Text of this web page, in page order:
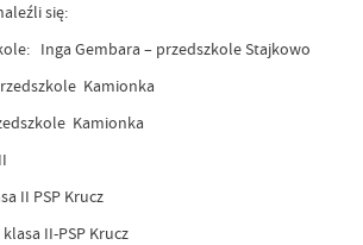
się:
Inga Gembara – przedszkole Stajkowo
Kamionka
Kamionka
II PSP Krucz
II-PSP Krucz